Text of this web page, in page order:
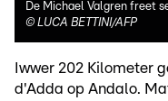
De Michael Valgren freet
© LUCA BETTINI/AFP
Iwwer 202 Kilometer
d'Adda op Andalo.